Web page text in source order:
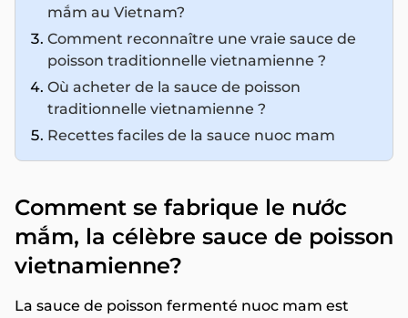
mắm au Vietnam?
Comment reconnaître une vraie sauce de
poisson traditionnelle vietnamienne ?
Où acheter de la sauce de poisson
traditionnelle vietnamienne ?
Recettes faciles de la sauce nuoc mam
Comment se fabrique le nước
mắm, la célèbre sauce de poisson
vietnamienne?
La sauce de poisson fermenté nuoc mam est